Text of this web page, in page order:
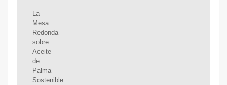
La
Mesa
Redonda
sobre
Aceite
de
Palma
Sostenible